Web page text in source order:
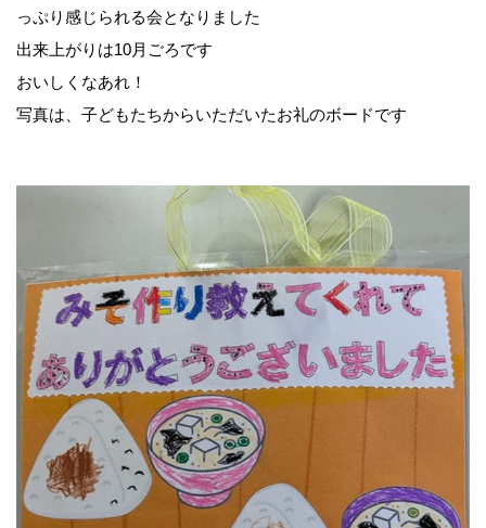
麹出来上がり日のご案内
味噌の即売会
商品のご案内
味噌
麹・甘酒
梅・梅干し
当店について
っぷり感じられる会となりました
出来上がりは10月ごろです
おいしくなあれ！
写真は、子どもたちからいただいたお礼のボードです